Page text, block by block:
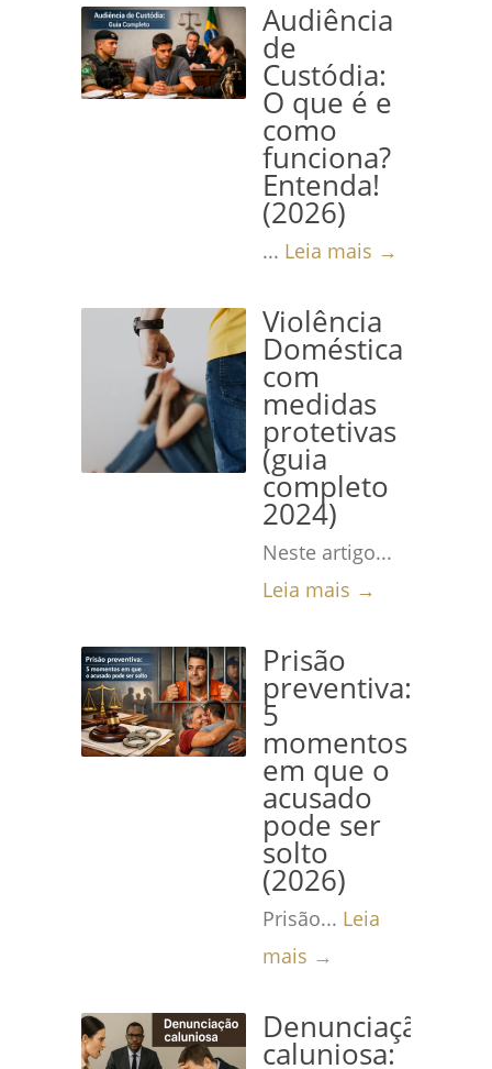
Audiência
de
Custódia:
O que é e
como
funciona?
Entenda!
(2026)
... Leia mais →
Violência
Doméstica
com
medidas
protetivas
(guia
completo
2024)
Neste artigo...
Leia mais →
Prisão
preventiva:
5
momentos
em que o
acusado
pode ser
solto
(2026)
Prisão... Leia
mais →
Denunciação
caluniosa: